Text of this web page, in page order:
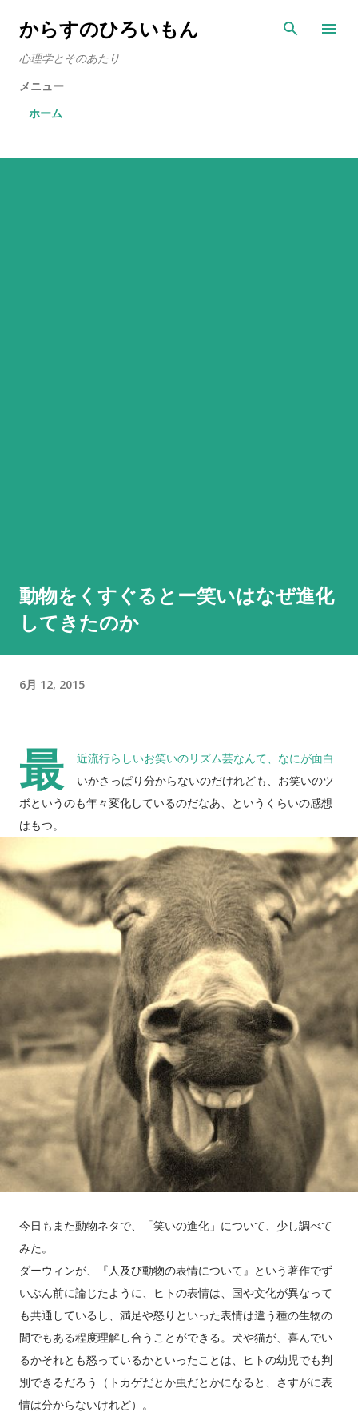
スキップしてメイン コンテンツに移動
からすのひろいもん
心理学とそのあたり
メニュー
ホーム
動物をくすぐるとー笑いはなぜ進化
してきたのか
6月 12, 2015
最
近流行らしいお笑いのリズム芸なんて、なにが面白
いかさっぱり分からないのだけれども、お笑いのツ
ボというのも年々変化しているのだなあ、というくらいの感想
はもつ。
今日もまた動物ネタで、「笑いの進化」について、少し調べて
みた。
ダーウィンが、『人及び動物の表情について』という著作でず
いぶん前に論じたように、ヒトの表情は、国や文化が異なって
も共通しているし、満足や怒りといった表情は違う種の生物の
間でもある程度理解し合うことができる。犬や猫が、喜んでい
るかそれとも怒っているかといったことは、ヒトの幼児でも判
別できるだろう（トカゲだとか虫だとかになると、さすがに表
情は分からないけれど）。